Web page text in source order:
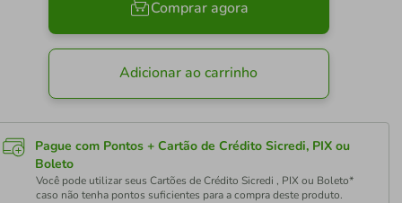
Comprar agora
Adicionar ao carrinho
Pague com Pontos + Cartão de Crédito Sicredi, PIX ou
Boleto
Você pode utilizar seus Cartões de Crédito Sicredi , PIX ou Boleto*
caso não tenha pontos suficientes para a compra deste produto.